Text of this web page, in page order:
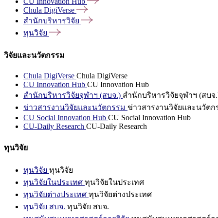
Chula DigiVerse
สำนักบริหารวิจัย
ทุนวิจัย
วิจัยและนวัตกรรม
Chula DigiVerse Chula DigiVerse
CU Innovation Hub CU Innovation Hub
สำนักบริหารวิจัยจุฬาฯ (สบจ.) สำนักบริหารวิจัยจุฬาฯ (สบจ
ข่าวสารงานวิจัยและนวัตกรรม ข่าวสารงานวิจัยและนวัตก
CU Social Innovation Hub CU Social Innovation Hub
CU-Daily Research CU-Daily Research
ทุนวิจัย
ทุนวิจัย ทุนวิจัย
ทุนวิจัยในประเทศ ทุนวิจัยในประเทศ
ทุนวิจัยต่างประเทศ ทุนวิจัยต่างประเทศ
ทุนวิจัย สบจ. ทุนวิจัย สบจ.